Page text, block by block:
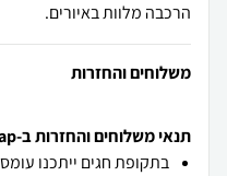
הרכבה מלוות באיורים.
משלוחים והחזרות
תנאי משלוחים והחזרות ב-zap
בתקופת חגים ייתכנו